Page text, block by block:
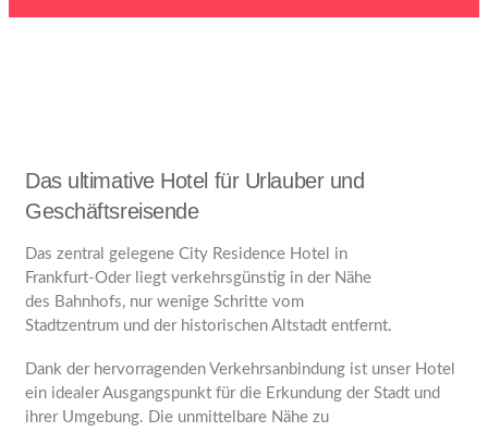
Das ultimative Hotel für Urlauber und
Geschäftsreisende
Das zentral gelegene City Residence Hotel in
Frankfurt-Oder liegt verkehrsgünstig in der Nähe
des Bahnhofs, nur wenige Schritte vom
Stadtzentrum und der historischen Altstadt entfernt.
Dank der hervorragenden Verkehrsanbindung ist unser Hotel
ein idealer Ausgangspunkt für die Erkundung der Stadt und
ihrer Umgebung. Die unmittelbare Nähe zu